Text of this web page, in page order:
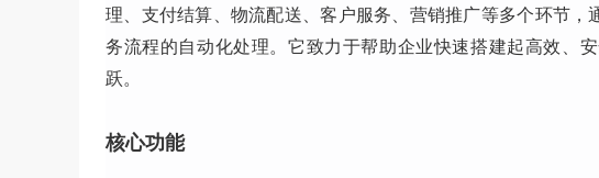
理、支付结算、物流配送、客户服务、营销推广等多个环节
务流程的自动化处理。它致力于帮助企业快速搭建起高效、
跃。
核心功能